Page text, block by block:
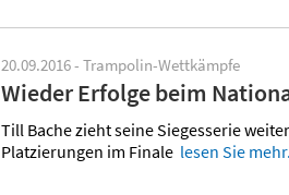
20.09.2016 - Trampolin-Wettkämpfe
Wieder Erfolge beim
Till Bache zieht seine Siegesserie
Platzierungen im Finale lesen Sie